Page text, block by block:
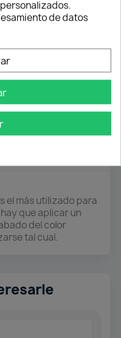
el más utilizado para
que aplicar un
del color
tal cual.
de datos